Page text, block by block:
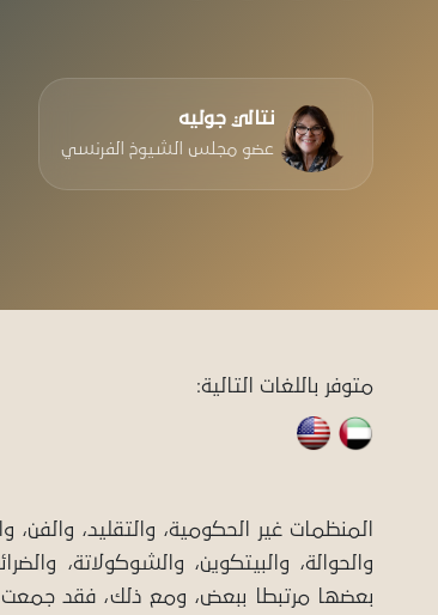
نتالي جوليه
عضو مجلس الشيوخ الفرنسي
متوفر باللغات التالية:
المنظمات غير الحكومية، والتقليد، والفن،
والحوالة، والبيتكوين، والشوكولاتة،
بعضها مرتبطا ببعض، ومع ذلك، فقد